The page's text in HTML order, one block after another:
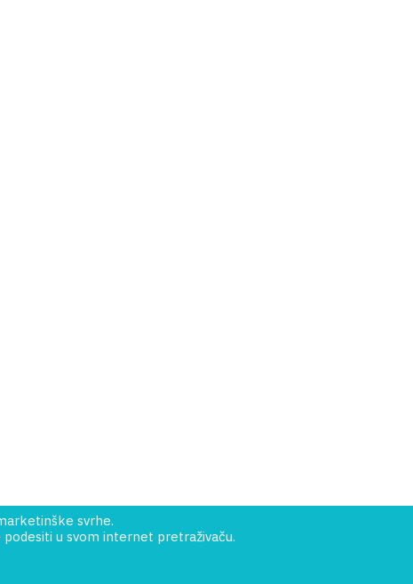
svrhe.
u svom internet pretraživaču.